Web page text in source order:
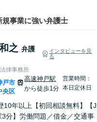
事業に強い弁護士
之 弁護
インタビューを見
る
律事務所
戸市
央区
高速神戸駅
から徒歩1分
営業時間：
本日定休日
10年以上【初回相談無料】【J
3分】労働問題／借金／交通事